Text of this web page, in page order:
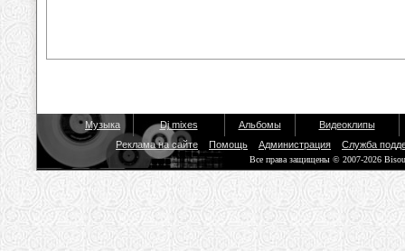
Музыка Dj mixes Альбомы
Видеоклипы
Реклама на сайте
Помощь Администрация Служба
Все права защищены © 2007-2026